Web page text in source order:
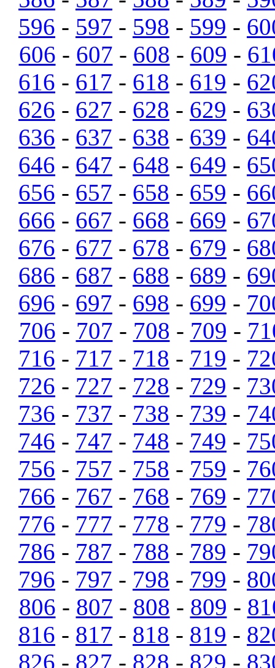
596 - 597 - 598 - 599 -
606 - 607 - 608 - 609 -
616 - 617 - 618 - 619 -
626 - 627 - 628 - 629 -
636 - 637 - 638 - 639 -
646 - 647 - 648 - 649 -
656 - 657 - 658 - 659 -
666 - 667 - 668 - 669 -
676 - 677 - 678 - 679 -
686 - 687 - 688 - 689 -
696 - 697 - 698 - 699 -
706 - 707 - 708 - 709 -
716 - 717 - 718 - 719 -
726 - 727 - 728 - 729 -
736 - 737 - 738 - 739 -
746 - 747 - 748 - 749 -
756 - 757 - 758 - 759 -
766 - 767 - 768 - 769 -
776 - 777 - 778 - 779 -
786 - 787 - 788 - 789 -
796 - 797 - 798 - 799 -
806 - 807 - 808 - 809 -
816 - 817 - 818 - 819 -
826 - 827 - 828 - 829 -